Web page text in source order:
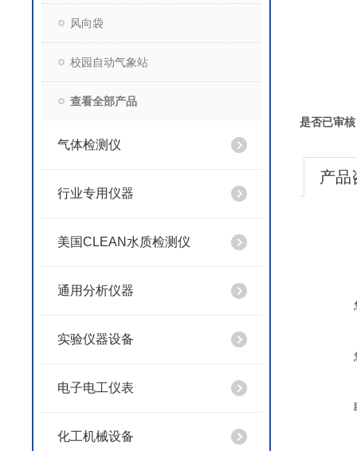
风向袋
校园自动气象站
查看全部产品
气体检测仪
行业专用仪器
美国CLEAN水质检测仪
通用分析仪器
实验仪器设备
电子电工仪表
化工机械设备
是否已审
产品